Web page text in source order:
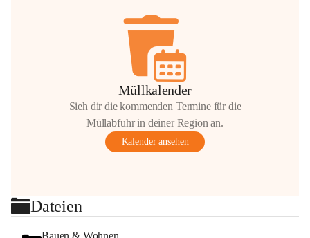
Müllkalender
Sieh dir die kommenden Termine für die
Müllabfuhr in deiner Region an.
Kalender ansehen
Dateien
Bauen & Wohnen